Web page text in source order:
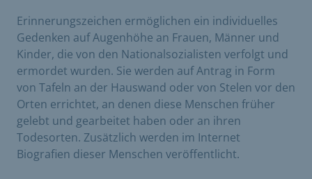
Erinnerungszeichen ermöglichen ein individuelles
Gedenken auf Augenhöhe an Frauen, Männer und
Kinder, die von den Nationalsozialisten verfolgt und
ermordet wurden. Sie werden auf Antrag in Form
von Tafeln an der Hauswand oder von Stelen vor den
Orten errichtet, an denen diese Menschen früher
gelebt und gearbeitet haben oder an ihren
Todesorten. Zusätzlich werden im Internet
Biografien dieser Menschen veröffentlicht.